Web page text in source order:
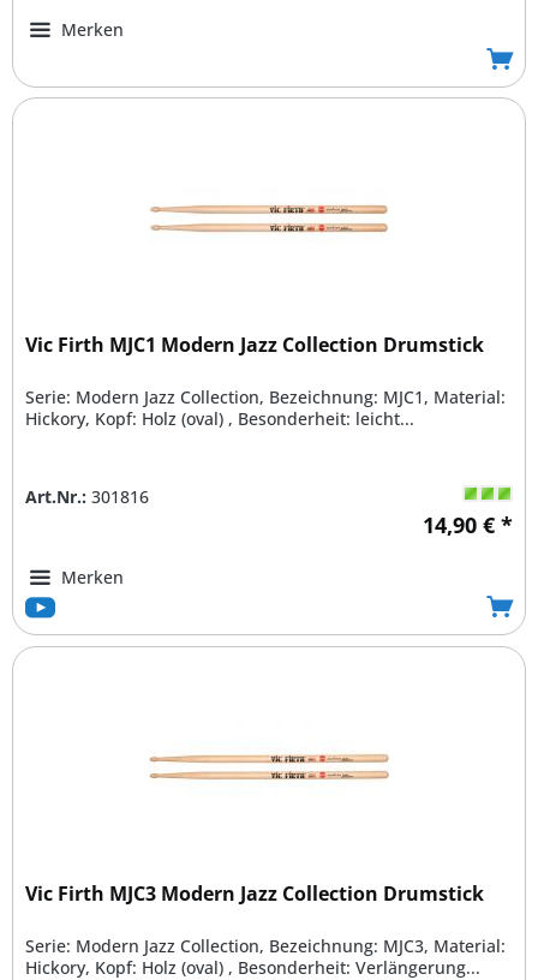
Merken
Vic Firth MJC1 Modern Jazz Collection Drumstick
Serie: Modern Jazz Collection, Bezeichnung: MJC1, Material:
Hickory, Kopf: Holz (oval) , Besonderheit: leicht...
Art.Nr.: 301816
14,90 € *
Merken
Vic Firth MJC3 Modern Jazz Collection Drumstick
Serie: Modern Jazz Collection, Bezeichnung: MJC3, Material:
Hickory, Kopf: Holz (oval) , Besonderheit: Verlängerung...